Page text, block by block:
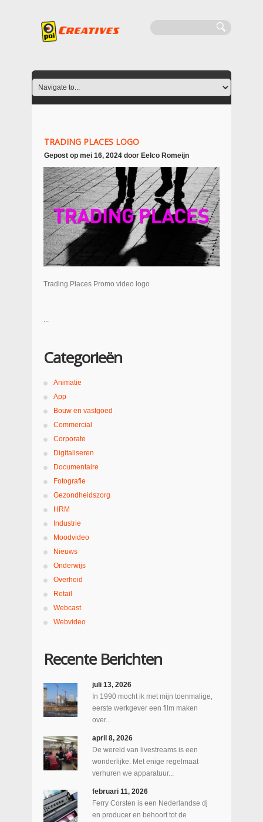
TRADING PLACES LOGO
Gepost op mei 16, 2024 door Eelco Romeijn
Trading Places Promo video logo
...
Categorieën
Animatie
App
Bouw en vastgoed
Commercial
Corporate
Digitaliseren
Documentaire
Fotografie
Gezondheidszorg
HRM
Industrie
Moodvideo
Nieuws
Onderwijs
Overheid
Retail
Webcast
Webvideo
Recente Berichten
juli 13, 2026
In 1990 mocht ik met mijn toenmalige,
eerste werkgever een film maken
over...
april 8, 2026
De wereld van livestreams is een
wonderlijke. Met enige regelmaat
verhuren we apparatuur...
februari 11, 2026
Ferry Corsten is een Nederlandse dj
en producer en behoort tot de